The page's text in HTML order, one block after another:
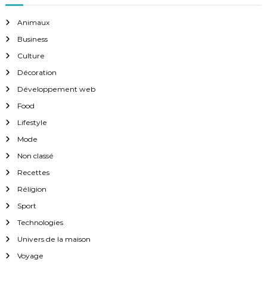
Animaux
Business
Culture
Décoration
Développement web
Food
Lifestyle
Mode
Non classé
Recettes
Réligion
Sport
Technologies
Univers de la maison
Voyage